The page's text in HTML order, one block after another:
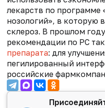
лекарств по программе
нозологий», в которую
склероз. В прошлом
рекомендации по РС
препарата: для
пегилированный
российские